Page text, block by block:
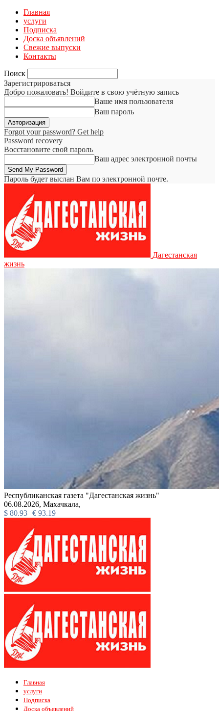
Главная
услуги
Подписка
Доска объявлений
Свежие выпуски
Контакты
Поиск
Зарегистрироваться
Добро пожаловать! Войдите в свою учётную запись
Ваше имя пользователя
Ваш пароль
Forgot your password? Get help
Password recovery
Восстановите свой пароль
Ваш адрес электронной почты
Пароль будет выслан Вам по электронной почте.
Дагестанская
жизнь
Республиканская газета "Дагестанская жизнь"
06.08.2026, Махачкала,
$ 80.93 € 93.19
Главная
услуги
Подписка
Доска объявлений